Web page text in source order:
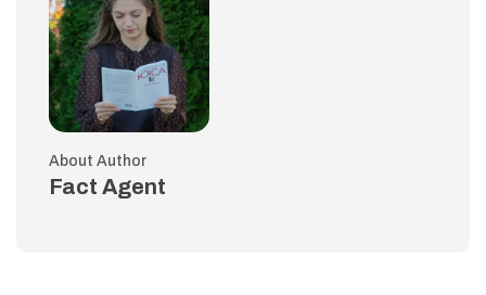
About Author
Fact Agent